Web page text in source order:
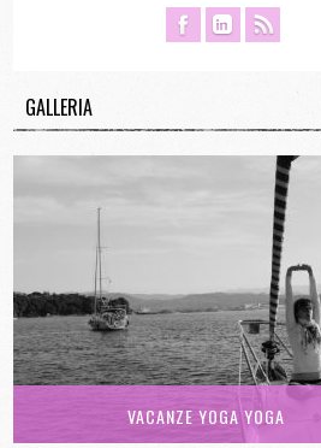
GALLERIA
VACANZE YOGA YOGA